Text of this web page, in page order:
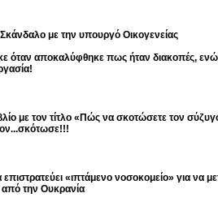
Σκάνδαλο με την υπουργό Οικογενείας
όταν αποκαλύφθηκε πως ήταν διακοπές,
με τον τίτλο «Πώς να σκοτώσετε τον
επιστρατεύει «ιπτάμενο νοσοκομείο» για να
από την Ουκρανία